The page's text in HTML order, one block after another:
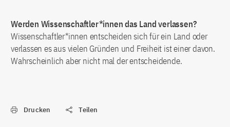
Werden Wissenschaftler*innen das Land verlassen?
Wissenschaftler*innen entscheiden sich für ein Land oder
verlassen es aus vielen Gründen und Freiheit ist einer davon.
Wahrscheinlich aber nicht mal der entscheidende.
Drucken Teilen